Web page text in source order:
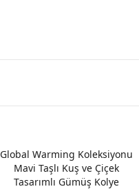
Global Warming Koleksiyonu
Mavi Taşlı Kuş ve Çiçek
Tasarımlı Gümüş Kolye